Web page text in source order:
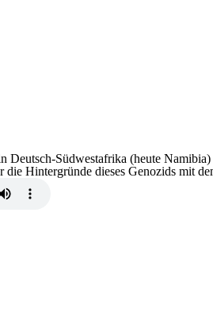
Deutsch-Südwestafrika (heute
die Hintergründe dieses Genozids mit